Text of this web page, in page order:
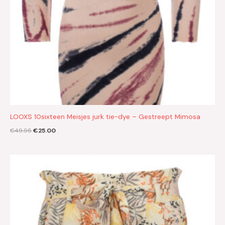
LOOXS 10sixteen Meisjes jurk tie-dye – Gestreept Mimosa
€49.95€25.00